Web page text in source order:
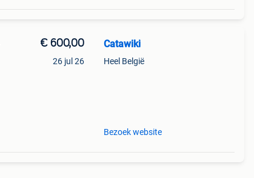
€ 600,00
26 jul 26
Catawiki
Heel België
Bezoek website